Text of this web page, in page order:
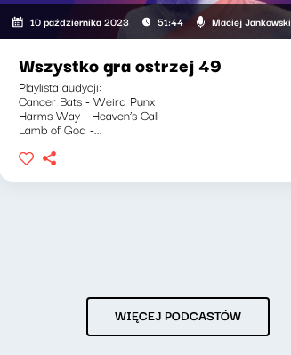
Maciej Jankowski
10 października 2023 51:44 Maciej Jankowski
Wszystko gra ostrzej 49
Playlista audycji:
Cancer Bats - Weird Punx
Harms Way - Heaven’s Call
Lamb of God -...
WIĘCEJ PODCASTÓW